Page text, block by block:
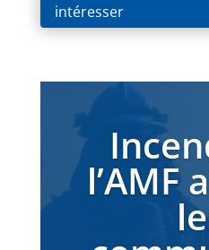
intéresser
l’AMF